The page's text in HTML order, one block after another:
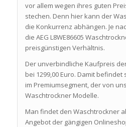
vor allem wegen ihres guten
stechen. Denn hier kann der
die Konkurrenz abhängen. Je
die AEG L8WE86605
preisgünstigen Verhältnis.
Der unverbindliche Kaufpreis der
bei 1299,00 Euro. Damit
im Premiumsegment, der von
Waschtrockner Modelle.
Man findet den Waschtrockner
Angebot der gängigen